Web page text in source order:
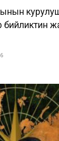
бийликтин